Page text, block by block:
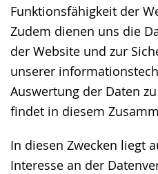
Funktionsfähigkeit der
Zudem dienen uns die
der Website und zur
unserer
Auswertung der Daten
findet in diesem
In diesen Zwecken liegt
Interesse an der